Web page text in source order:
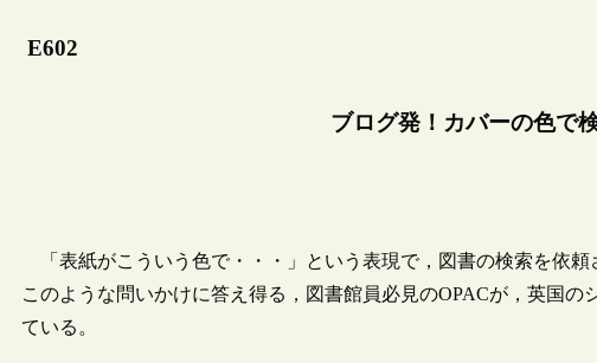
E602
ブログ発！カバーの色で
「表紙がこういう色で・・・」という表現で，図書の検索を依頼
このような問いかけに答え得る，図書館員必見のOPACが，英国
ている。